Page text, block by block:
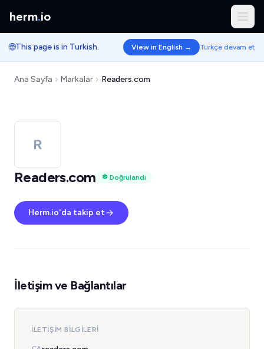
herm.io
🌐This page is in Turkish. View in English → Türkçe devam et
Ana Sayfa Markalar Readers.com
R
Readers.com
Doğrulandı
Herm.io'da takip et
İletişim ve Bağlantılar
İLETIŞIM BILGILERI